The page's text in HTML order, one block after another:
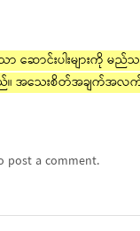
ာ ဆောင်းပါးများကို မည်
။ အသေးစိတ်အချက်အလက်
post a comment.